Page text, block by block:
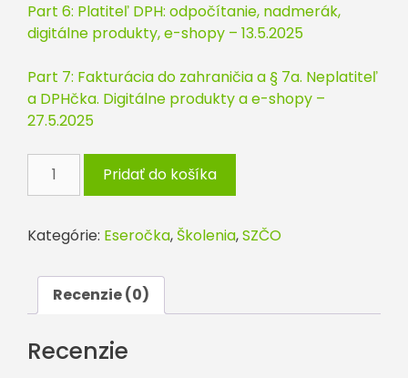
Part 6: Platiteľ DPH: odpočítanie, nadmerák,
digitálne produkty, e-shopy – 13.5.2025
Part 7: Fakturácia do zahraničia a § 7a. Neplatiteľ
a DPHčka. Digitálne produkty a e-shopy –
27.5.2025
množstvo
Eseročka
rečou
0:
prežiť
transakčnú
daň?
Pridať do košíka
Kategórie: Eseročka, Školenia,SZČO
Recenzie (0)
Recenzie